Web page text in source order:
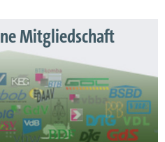
Mitgliedschaft